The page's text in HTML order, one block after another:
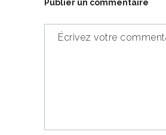
Publier un commentaire